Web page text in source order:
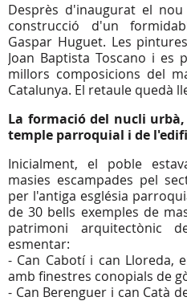
Desprès d'inaugurat el
construcció d'un
Gaspar Huguet. Les
Joan Baptista Toscano i es
millors composicions del
Catalunya. El retaule quedà
La formació del nucli
temple parroquial i de
Inicialment, el poble
masies escampades pel
per l'antiga església
de 30 bells exemples de
patrimoni arquitectònic
esmentar:
- Can Cabotí i can Lloreda,
amb finestres conopials de
- Can Berenguer i can Catà